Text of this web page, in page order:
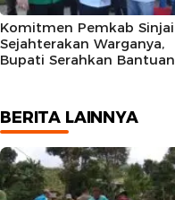
Komitmen Pemkab Sinjai
Sejahterakan Warganya,
Bupati Serahkan Bantuan
BERITA LAINNYA